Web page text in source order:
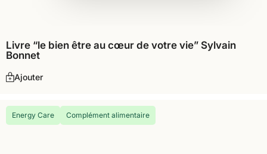
Livre “le bien être au cœur de votre vie” Sylvain
Bonnet
Ajouter
Energy Care Complément alimentaire